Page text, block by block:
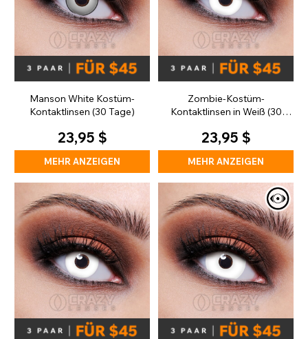
Manson White Kostüm-
Kontaktlinsen (30 Tage)
23,95 $
MEHR ANZEIGEN
Zombie-Kostüm-
Kontaktlinsen in Weiß (30
23,95 $
MEHR ANZEIGEN